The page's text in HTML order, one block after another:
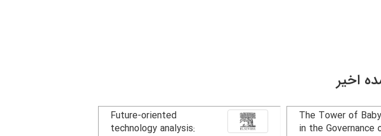
اخیر
The Tower of
in the Governance
Future-oriented
technology analysis: